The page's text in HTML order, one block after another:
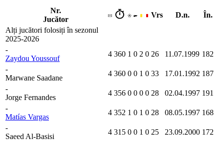
Nr.
Jucător
Vrs D.n.
În.
Alți jucători folosiți în sezonul
2025-2026
-
Zaydou Youssouf
4 360 1 0 2 0 26 11.07.1999 182
-
Marwane Saadane
4 360 0 0 1 0 33 17.01.1992 187
-
Jorge Fernandes
4 356 0 0 0 0 28 02.04.1997 191
-
Matías Vargas
4 352 1 0 1 0 28 08.05.1997 168
-
Saeed Al-Basisi
4 315 0 0 1 0 25 23.09.2000 172